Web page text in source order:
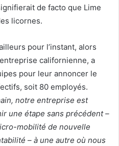
de facto que Lime
licornes.
pour l’instant, alors
californienne, a
pour leur annoncer le
soit 80 employés.
notre entreprise est
une étape sans précédent –
mobilité de nouvelle
– à une autre où nous